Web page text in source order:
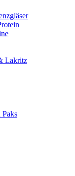
Lakritz
Paks